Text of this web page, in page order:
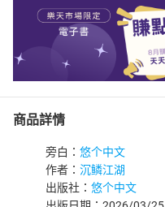
商品詳情
旁白： 悠个中文
作者： 沉鳞江湖
出版社： 悠个中文